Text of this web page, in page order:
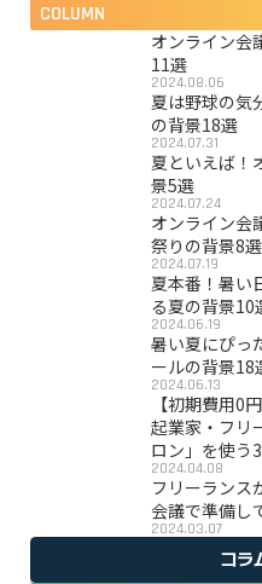
COLUMN
オンライン会
11選
2024.08.06
夏は野球の気
の背景18選
2024.07.31
夏といえば！
景5選
2024.07.24
オンライン会
祭りの背景8選
2024.07.19
夏本番！暑い
る夏の背景10
2024.06.19
暑い夏にぴっ
ールの背景18
2024.06.13
【初期費用0
起業家・フリ
ロン」を使う
2024.04.08
フリーランス
会議で準備し
2024.03.07
コラ